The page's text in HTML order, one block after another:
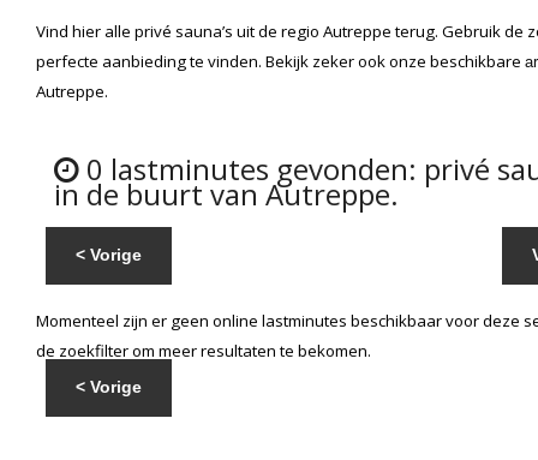
Vind hier alle privé sauna’s uit de regio Autreppeterug. Gebruik de
perfecte aanbieding te vinden. Bekijk zeker ook onze beschikbare
Autreppe.
0 lastminutes gevonden: privé
in de buurt van Autreppe.
< Vorige
Momenteel zijn er geen online lastminutes beschikbaar voor deze
de zoekfilter om meer resultaten te bekomen.
< Vorige